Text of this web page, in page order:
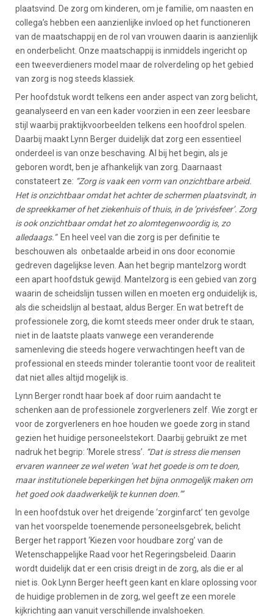
plaatsvind. De zorg om kinderen, om je familie, om naasten en
collega’s hebben een aanzienlijke invloed op het functioneren
van de maatschappij en de rol van vrouwen daarin is aanzienlijk
en onderbelicht. Onze maatschappij is inmiddels ingericht op
een tweeverdieners model maar de rolverdeling op het gebied
van zorg is nog steeds klassiek.
Per hoofdstuk wordt telkens een ander aspect van zorg belicht,
geanalyseerd en van een kader voorzien in een zeer leesbare
stijl waarbij praktijkvoorbeelden telkens een hoofdrol spelen.
Daarbij maakt Lynn Berger duidelijk dat zorg een essentieel
onderdeel is van onze beschaving. Al bij het begin, als je
geboren wordt, ben je afhankelijk van zorg. Daarnaast
constateert ze: “Zorg is vaak een vorm van onzichtbare arbeid.
Het is onzichtbaar omdat het achter de schermen plaatsvindt, in
de spreekkamer of het ziekenhuis of thuis, in de ‘privésfeer’. Zorg
is ook onzichtbaar omdat het zo alomtegenwoordig is, zo
alledaags.”En heel veel van die zorg is per definitie te
beschouwen als onbetaalde arbeid in ons door economie
gedreven dagelijkse leven. Aan het begrip mantelzorg wordt
een apart hoofdstuk gewijd. Mantelzorg is een gebied van zorg
waarin de scheidslijn tussen willen en moeten erg onduidelijk is,
als die scheidslijn al bestaat, aldus Berger. En wat betreft de
professionele zorg, die komt steeds meer onder druk te staan,
niet in de laatste plaats vanwege een veranderende
samenleving die steeds hogere verwachtingen heeft van de
professional en steeds minder tolerantie toont voor de realiteit
dat niet alles altijd mogelijk is.
Lynn Berger rondt haar boek af door ruim aandacht te
schenken aan de professionele zorgverleners zelf. Wie zorgt er
voor de zorgverleners en hoe houden we goede zorg in stand
gezien het huidige personeelstekort. Daarbij gebruikt ze met
nadruk het begrip: ‘Morele stress’. “Dat is stress die mensen
ervaren wanneer ze wel weten ‘wat het goede is om te doen,
maar institutionele beperkingen het bijna onmogelijk maken om
het goed ook daadwerkelijk te kunnen doen.’”
In een hoofdstuk over het dreigende ‘zorginfarct’ ten gevolge
van het voorspelde toenemende personeelsgebrek, belicht
Berger het rapport ‘Kiezen voor houdbare zorg’ van de
Wetenschappelijke Raad voor het Regeringsbeleid. Daarin
wordt duidelijk dat er een crisis dreigt in de zorg, als die er al
niet is. Ook Lynn Berger heeft geen kant en klare oplossing voor
de huidige problemen in de zorg, wel geeft ze een morele
kijkrichting aan vanuit verschillende invalshoeken.